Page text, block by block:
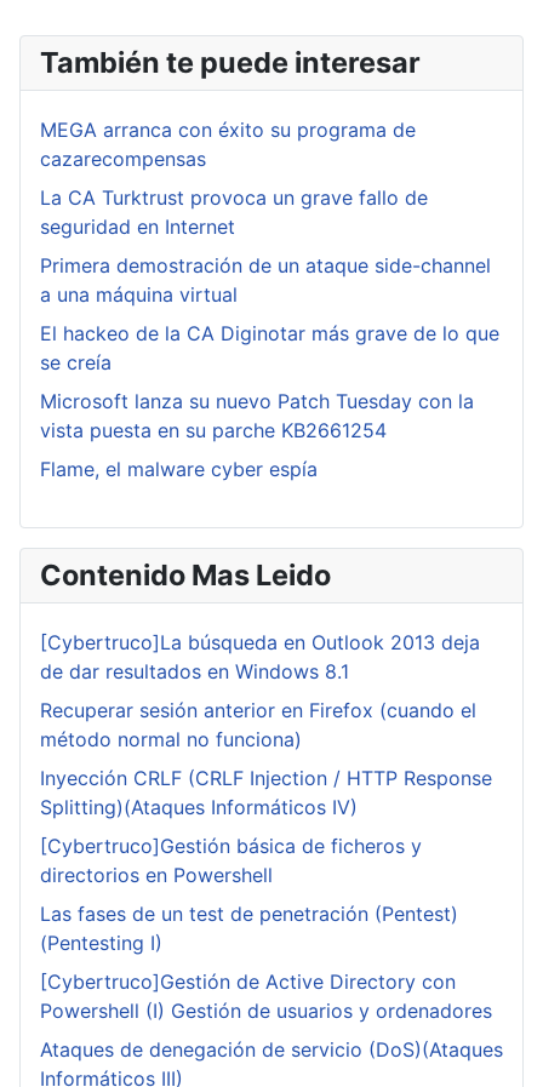
También te puede interesar
MEGA arranca con éxito su programa de
cazarecompensas
La CA Turktrust provoca un grave fallo de
seguridad en Internet
Primera demostración de un ataque side-channel
a una máquina virtual
El hackeo de la CA Diginotar más grave de lo que
se creía
Microsoft lanza su nuevo Patch Tuesday con la
vista puesta en su parche KB2661254
Flame, el malware cyber espía
Contenido Mas Leido
[Cybertruco]La búsqueda en Outlook 2013 deja
de dar resultados en Windows 8.1
Recuperar sesión anterior en Firefox (cuando el
método normal no funciona)
Inyección CRLF (CRLF Injection / HTTP Response
Splitting)(Ataques Informáticos IV)
[Cybertruco]Gestión básica de ficheros y
directorios en Powershell
Las fases de un test de penetración (Pentest)
(Pentesting I)
[Cybertruco]Gestión de Active Directory con
Powershell (I) Gestión de usuarios y ordenadores
Ataques de denegación de servicio (DoS)(Ataques
Informáticos III)